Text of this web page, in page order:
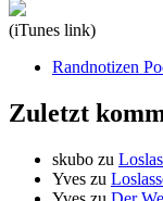
(iTunes link)
Randnotizen
Zuletzt
skubo zu
Yves zu